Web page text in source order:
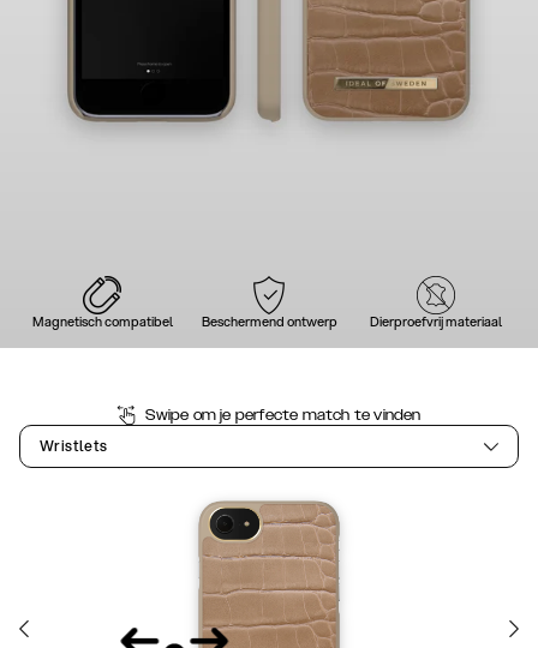
Magnetisch compatibel Beschermend ontwerp Dierproefvrij materiaal
Swipe om je perfecte match te vinden
Wristlets